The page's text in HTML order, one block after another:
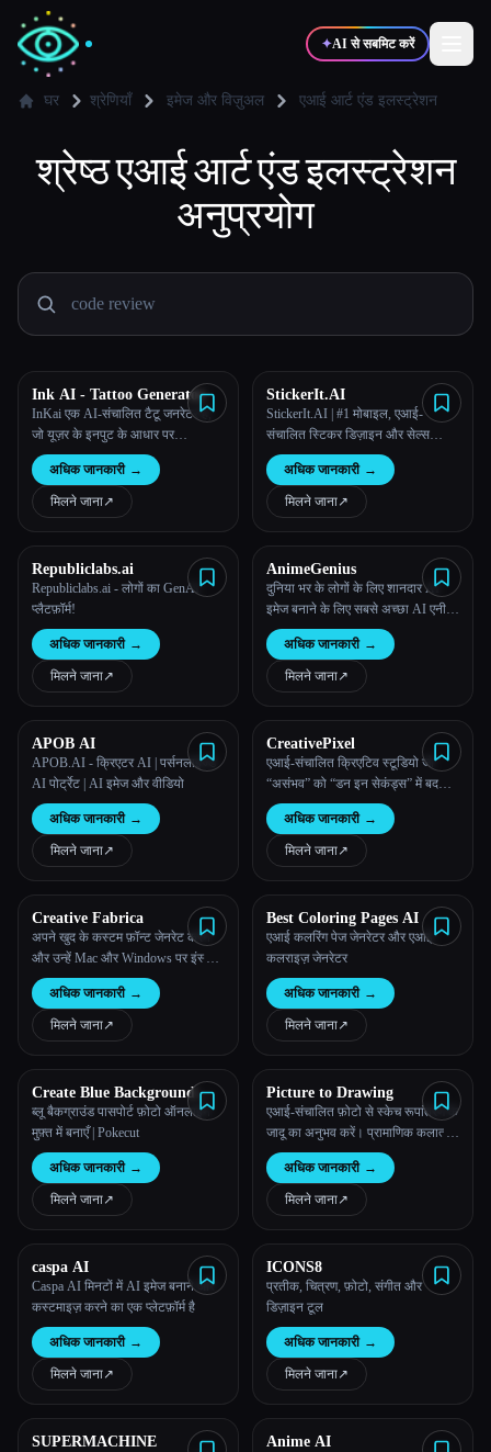
✦AI से सबमिट करें
✍️लेखक 🎨डिज़ाइनर
📈
🎓 विद्यार्थी
ब्लॉग
टूल्स की तुलना करें
हमारे बारे में
घर श्रेणियाँ इमेज और विज़ुअल एआई आर्ट एंड इलस्ट्रेशन
श्रेष्ठएआई आर्ट एंड इलस्ट्रेशन
अनुप्रयोग
Ink AI - Tattoo Generator
InKai एक AI-संचालित टैटू जनरेटर है,
जो यूज़र के इनपुट के आधार पर
वैयक्तिकृत टैटू डिज़ाइन बनाता है।
अधिक जानकारी →
मिलने जाना↗︎
StickerIt.AI
StickerIt.AI | #1 मोबाइल, एआई-
संचालित स्टिकर डिज़ाइन और सेल्स
सॉल्यूशन
अधिक जानकारी →
मिलने जाना↗︎
Republiclabs.ai
Republiclabs.ai - लोगों का GenAI
प्लैटफ़ॉर्म!
अधिक जानकारी →
मिलने जाना↗︎
AnimeGenius
दुनिया भर के लोगों के लिए शानदार AI
इमेज बनाने के लिए सबसे अच्छा AI एनीमे
जनरेटर।
अधिक जानकारी →
मिलने जाना↗︎
APOB AI
APOB.AI - क्रिएटर AI | पर्सनलाइज्ड
AI पोर्ट्रेट | AI इमेज और वीडियो
अधिक जानकारी →
मिलने जाना↗︎
CreativePixel
एआई-संचालित क्रिएटिव स्टूडियो जो
“असंभव” को “डन इन सेकंड्स” में बदल
देता है।
अधिक जानकारी →
मिलने जाना↗︎
Creative Fabrica
अपने खुद के कस्टम फ़ॉन्ट जेनरेट करने
और उन्हें Mac और Windows पर इंस्टॉल
करने योग्य फॉर्मेट में डाउनलोड करने के
लिए पहला AI टूल
अधिक जानकारी →
मिलने जाना↗︎
Best Coloring Pages AI
एआई कलरिंग पेज जेनरेटर और एआई
कलराइज़ जेनरेटर
अधिक जानकारी →
मिलने जाना↗︎
Create Blue Background
Passport Photo with Pokecut
ब्लू बैकग्राउंड पासपोर्ट फ़ोटो ऑनलाइन
मुफ़्त में बनाएँ | Pokecut
अधिक जानकारी →
मिलने जाना↗︎
Picture to Drawing
एआई-संचालित फ़ोटो से स्केच रूपांतरण के
जादू का अनुभव करें। प्रामाणिक कलात्मक
शैलियों और अविश्वसनीय विवरण को
सुरक्षित रखकर किसी भी तस्वीर को
चित्रकारी में बदलें।
अधिक जानकारी →
मिलने जाना↗︎
caspa AI
Caspa AI मिनटों में AI इमेज बनाने और
कस्टमाइज़ करने का एक प्लेटफ़ॉर्म है
अधिक जानकारी →
मिलने जाना↗︎
ICONS8
प्रतीक, चित्रण, फ़ोटो, संगीत और
डिज़ाइन टूल
अधिक जानकारी →
मिलने जाना↗︎
SUPERMACHINE Anime AI